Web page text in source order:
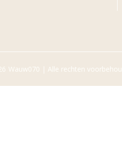
Wauw070 | Alle rechten